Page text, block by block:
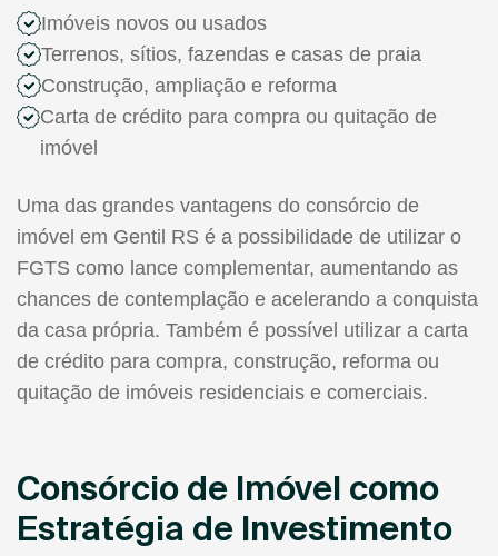
Imóveis novos ou usados
Terrenos, sítios, fazendas e casas de praia
Construção, ampliação e reforma
Carta de crédito para compra ou quitação de
imóvel
Uma das grandes vantagens do consórcio de
imóvel em Gentil RS é a possibilidade de utilizar o
FGTS como lance complementar, aumentando as
chances de contemplação e acelerando a conquista
da casa própria. Também é possível utilizar a carta
de crédito para compra, construção, reforma ou
quitação de imóveis residenciais e comerciais.
Consórcio de Imóvel como
Estratégia de Investimento